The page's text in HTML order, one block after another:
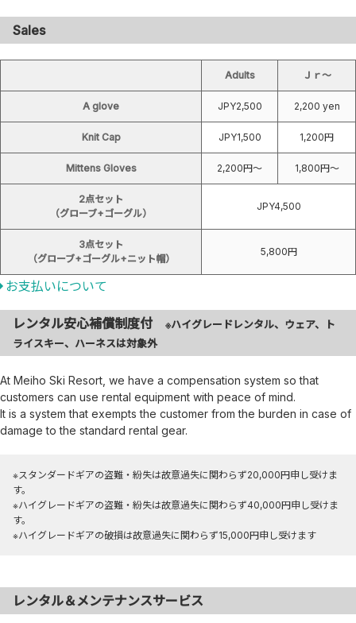
Sales
Adults Ｊｒ～
A glove JPY2,500 2,200 yen
Knit Cap JPY1,500 1,200円
Mittens Gloves 2,200円〜 1,800円〜
2点セット
（グローブ+ゴーグル）
JPY4,500
3点セット
（グローブ+ゴーグル+ニット帽）
5,800円
お支払いについて
レンタル安心補償制度付
※ハイグレードレンタル、ウェア、ト
ライスキー、ハーネスは対象外
At Meiho Ski Resort, we have a compensation system so that
customers can use rental equipment with peace of mind.
It is a system that exempts the customer from the burden in case of
damage to the standard rental gear.
※スタンダードギアの盗難・紛失は故意過失に関わらず20,000円申し受けま
す。
※ハイグレードギアの盗難・紛失は故意過失に関わらず40,000円申し受けま
す。
※ハイグレードギアの破損は故意過失に関わらず15,000円申し受けます
レンタル＆メンテナンスサービス